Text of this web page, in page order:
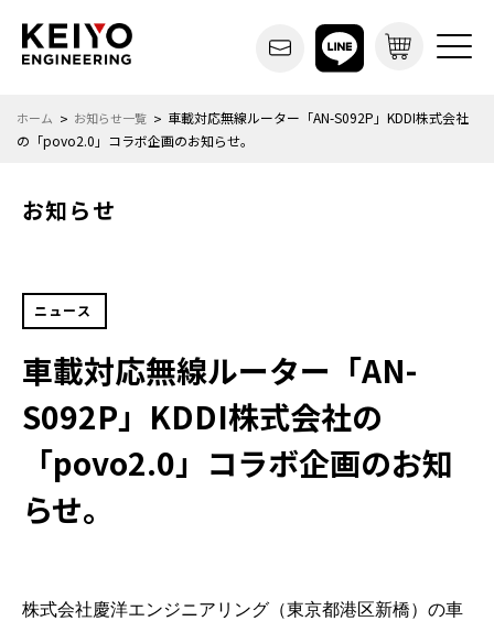
ホーム お知らせ一覧
車載対応無線ルーター「AN-S092P」KDDI株式会社
の「povo2.0」コラボ企画のお知らせ。
お知らせ
ニュース
車載対応無線ルーター「AN-
S092P」KDDI株式会社の
「povo2.0」コラボ企画のお知
らせ。
株式会社慶洋エンジニアリング（東京都港区新橋）の車